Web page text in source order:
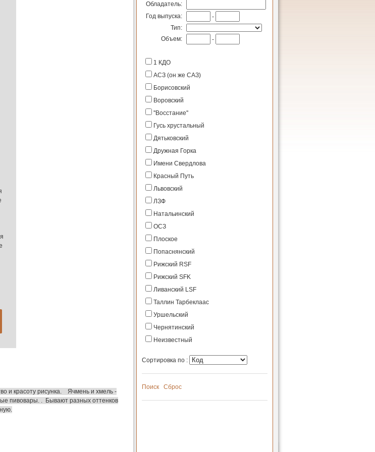
и красоту рисунка. Ячмень и хмель -
пивовары. . Бывают разных оттенков
Обладатель:
Год выпуска:
-
Тип:
Объем:
-
1 КДО
АСЗ (он же САЗ)
Борисовский
Воровский
''Восстание''
Гусь хрустальный
Дятьковский
Дружная Горка
Имени Свердлова
Красный Путь
Львовский
ЛЗФ
Натальинский
ОСЗ
Плоское
Попаснянский
Рижский RSF
Рижский SFK
Ливанский LSF
Таллин Тарбеклаас
Уршельский
Чернятинский
Неизвестный
Сортировка по :
Поиск Сброс